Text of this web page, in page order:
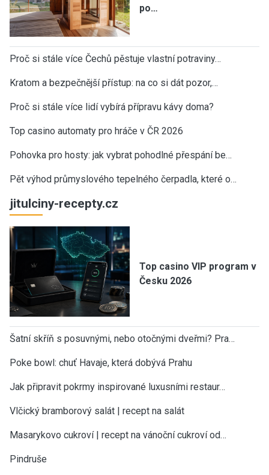
po…
Proč si stále více Čechů pěstuje vlastní potraviny…
Kratom a bezpečnější přístup: na co si dát pozor,…
Proč si stále více lidí vybírá přípravu kávy doma?
Top casino automaty pro hráče v ČR 2026
Pohovka pro hosty: jak vybrat pohodlné přespání be…
Pět výhod průmyslového tepelného čerpadla, které o…
jitulciny-recepty.cz
Top casino VIP program v
Česku 2026
Šatní skříň s posuvnými, nebo otočnými dveřmi? Pra…
Poke bowl: chuť Havaje, která dobývá Prahu
Jak připravit pokrmy inspirované luxusními restaur…
Vlčický bramborový salát | recept na salát
Masarykovo cukroví | recept na vánoční cukroví od…
Pindruše